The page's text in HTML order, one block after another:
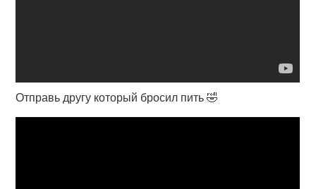
Отправь другу который бросил пить 🤣